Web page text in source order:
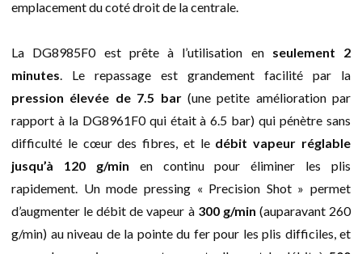
emplacement du coté droit de la centrale.
La DG8985F0 est prête à l’utilisation en seulement 2
minutes. Le repassage est grandement facilité par la
pression élevée de 7.5 bar(une petite amélioration par
rapport à la DG8961F0 qui était à 6.5 bar) qui pénètre sans
difficulté le cœur des fibres, et le débit vapeur réglable
jusqu’à 120 g/min en continu pour éliminer les plis
rapidement. Un mode pressing « Precision Shot » permet
d’augmenter le débit de vapeur à 300 g/min (auparavant 260
g/min) au niveau de la pointe du fer pour les plis difficiles, et